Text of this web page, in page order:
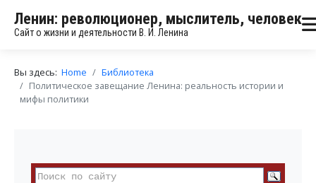
Ленин: революционер, мыслитель, человек
Сайт о жизни и деятельности В. И. Ленина
Вы здесь: Home
Библиотека
Политическое завещание Ленина: реальность истории и
мифы политики